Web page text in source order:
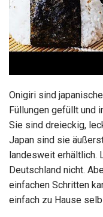
Onigiri sind
Füllungen gefüllt und
Sie sind dreieckig,
Japan sind sie
landesweit erhältlich.
Deutschland nicht.
einfachen Schritten
einfach zu Hause